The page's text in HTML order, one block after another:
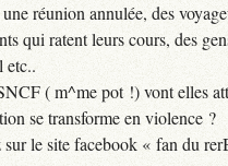
réunion annulée, des
qui ratent leurs cours, des
etc..
( m^me pot !) vont elles
se transforme en violence ?
sur le site facebook « fan du